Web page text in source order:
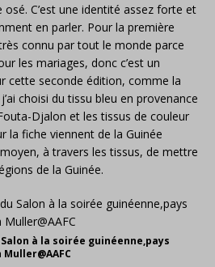
C’est une identité assez forte et
en parler. Pour la première
connu par tout le monde parce
les mariages, donc c’est un
cette seconde édition, comme la
choisi du tissu bleu en provenance
Djalon et les tissus de couleur
la fiche viennent de la Guinée
à travers les tissus, de mettre
de la Guinée.
à la soirée guinéenne,pays